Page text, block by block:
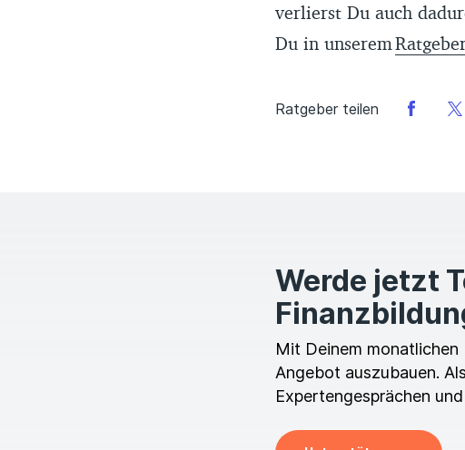
verlierst Du auch
Du in unserem
Ratgeber teilen
Werde jetzt
Mit Deinem
Angebot auszubauen.
Expertengesprächen